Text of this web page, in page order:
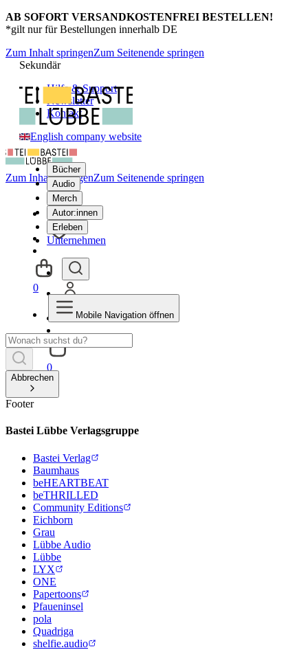
AB SOFORT VERSANDKOSTENFREI BESTELLEN!
*gilt nur für Bestellungen innerhalb DE
Zum Inhalt springenZum Seitenende springen
Sekundär
Hilfe & Support
Newsletter
Kontakt
English company website
Bücher
Audio
Merch
Autor:innen
Erleben
Unternehmen
0
Zum Inhalt springenZum Seitenende springen
0
Mobile Navigation öffnen
Abbrechen
Footer
Bastei Lübbe Verlagsgruppe
Bastei Verlag
Baumhaus
beHEARTBEAT
beTHRILLED
Community Editions
Eichborn
Grau
Lübbe Audio
Lübbe
LYX
ONE
Papertoons
Pfaueninsel
pola
Quadriga
shelfie.audio